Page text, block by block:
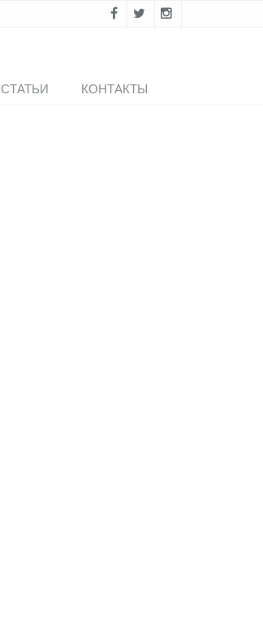
СТАТЬИ КОНТАКТЫ